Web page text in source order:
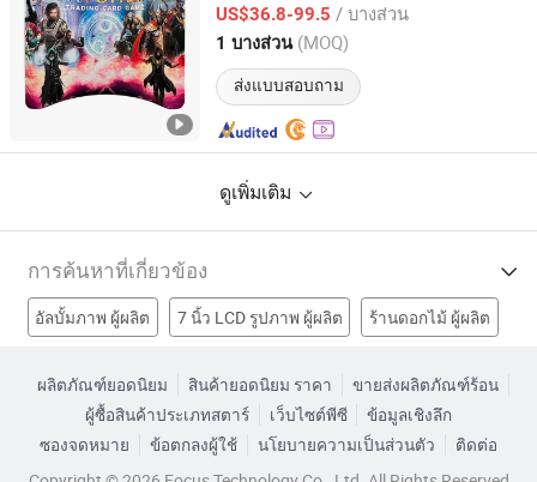
US$36.8-99.5 / บางส่วน
1 บางส่วน (MOQ)
ส่งแบบสอบถาม
Shanghai, China อัตราจาก 2019
ดูเพิ่มเติม
การค้นหาที่เกี่ยวข้อง
อัลบั้มภาพ ผู้ผลิต 7 นิ้ว LCD รูปภาพ ผู้ผลิต ร้านดอกไม้ ผู้ผลิต
ขาตั้งทีวีพลาสม่าโรงงาน ที่ตั้งคลิปภาพโรงงาน
ผลิตภัณฑ์ยอดนิยม สินค้ายอดนิยม ราคา
ขายส่งผลิตภัณฑ์ร้อน
ผู้ซื้อสินค้าประเภทสตาร์
เว็บไซต์พีซี
ข้อมูลเชิงลึก
ซองจดหมาย
ข้อตกลงผู้ใช้ นโยบายความเป็นส่วนตัว
ติดต่อ